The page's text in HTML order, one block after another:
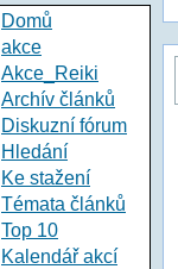
Domů
akce
Akce_Reiki
Archív článků
Diskuzní fórum
Hledání
Ke stažení
Témata článků
Top 10
Kalendář akcí